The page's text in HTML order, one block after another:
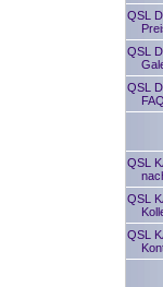
QSL
QSL
QSL
FAQ
QSL
QSL
QSL